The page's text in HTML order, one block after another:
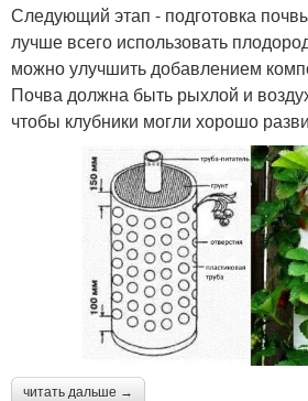
Следующий этап - подготовка
лучше всего использовать
можно улучшить добавлением
Почва должна быть рыхлой и
чтобы клубники могли хорошо
читать дальше →